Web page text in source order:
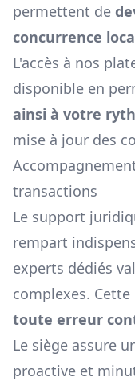
permettent de
concurrence
L'accès à nos
disponible en
ainsi à votre
mise à jour des
transactions
Le support
rempart
experts dédiés
complexes.
toute erreur
Le siège assure
proactive et